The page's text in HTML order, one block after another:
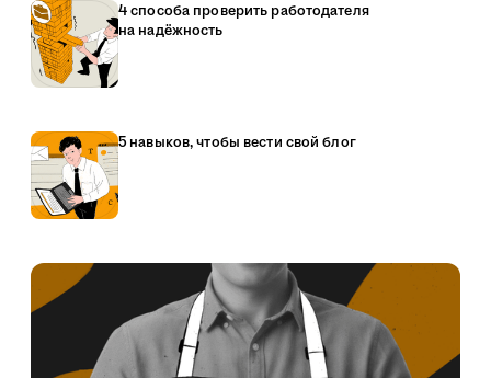
4 способа проверить работодателя
на надёжность
5 навыков, чтобы вести свой блог